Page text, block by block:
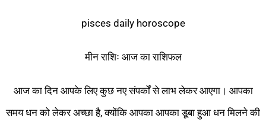
pisces daily horoscope
मीन राशिः आज का राशिफल
आज का दिन आपके लिए कुछ नए संपर्कों से लाभ लेकर आएगा। आपका
समय धन को लेकर अच्छा है, क्योंकि आपका आपका डूबा हुआ धन मिलने की